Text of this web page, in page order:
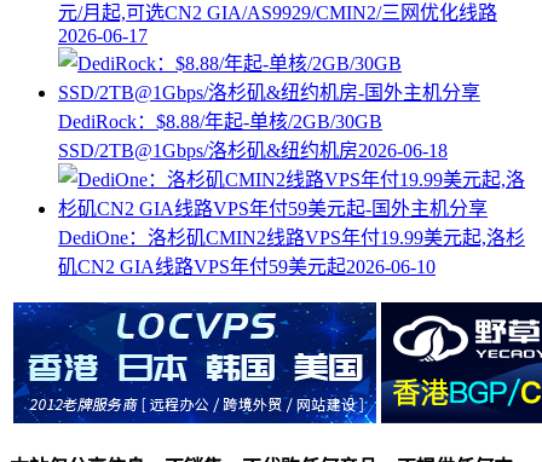
元/月起,可选CN2 GIA/AS9929/CMIN2/三网优化线路
2026-06-17
DediRock：$8.88/年起-单核/2GB/30GB
SSD/2TB@1Gbps/洛杉矶&纽约机房2026-06-18
DediOne：洛杉矶CMIN2线路VPS年付19.99美元起,洛杉
矶CN2 GIA线路VPS年付59美元起2026-06-10